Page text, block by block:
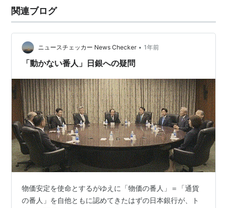
関連ブログ
ニュースチェッカー News Checker • 1年前
「動かない番人」日銀への疑問
物価安定を使命とするがゆえに「物価の番人」＝「通貨
の番人」を自他ともに認めてきたはずの日本銀行が、ト